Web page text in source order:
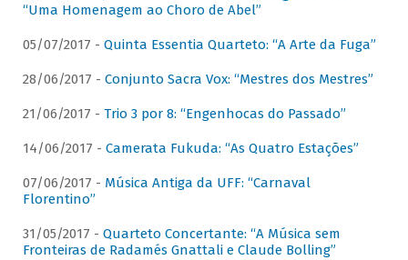
“Uma Homenagem ao Choro de Abel”
05/07/2017 - Quinta Essentia Quarteto: “A Arte da Fuga”
28/06/2017 - Conjunto Sacra Vox: “Mestres dos Mestres”
21/06/2017 - Trio 3 por 8: “Engenhocas do Passado”
14/06/2017 - Camerata Fukuda: “As Quatro Estações”
07/06/2017 - Música Antiga da UFF: “Carnaval
Florentino”
31/05/2017 - Quarteto Concertante: “A Música sem
Fronteiras de Radamés Gnattali e Claude Bolling”